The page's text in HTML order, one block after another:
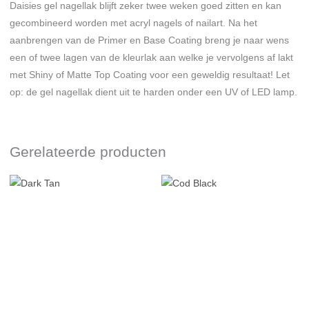
Daisies gel nagellak blijft zeker twee weken goed zitten en kan
gecombineerd worden met acryl nagels of nailart. Na het
aanbrengen van de Primer en Base Coating breng je naar wens
een of twee lagen van de kleurlak aan welke je vervolgens af lakt
met Shiny of Matte Top Coating voor een geweldig resultaat! Let
op: de gel nagellak dient uit te harden onder een UV of LED lamp.
Gerelateerde producten